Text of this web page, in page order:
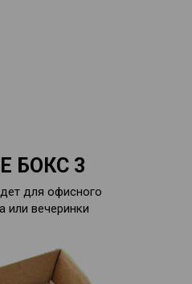
БОКС 3
для офисного
или вечеринки